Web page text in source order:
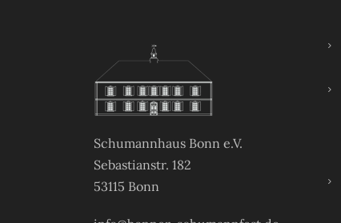
Schumannhaus Bonn e.V.
Sebastianstr. 182
53115 Bonn